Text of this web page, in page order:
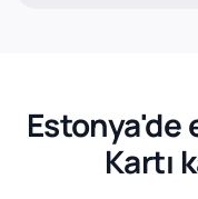
Estonya'de
Kartı